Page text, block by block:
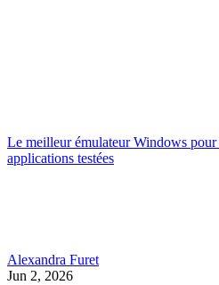
Le meilleur émulateur Windows
applications testées
Alexandra Furet
Jun 2, 2026